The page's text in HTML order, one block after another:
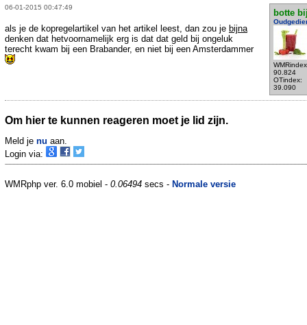
06-01-2015 00:47:49
botte
90.824
OTindex:
39.090
als je de kopregelartikel van het artikel leest, dan zou je bijna
denken dat hetvoornamelijk erg is dat dat geld bij ongeluk
terecht kwam bij een Brabander, en niet bij een Amsterdammer
Om hier te kunnen reageren moet je lid zijn.
Meld je nu aan.
Login via:
WMRphp ver. 6.0 mobiel - 0.06494 secs - Normale versie